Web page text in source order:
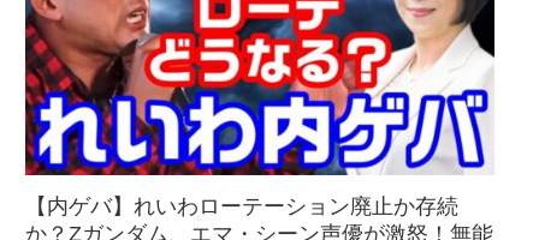
【内ゲバ】れいわローテーション廃止か存続
か？Zガンダム、エマ・シーン声優が激怒！無能